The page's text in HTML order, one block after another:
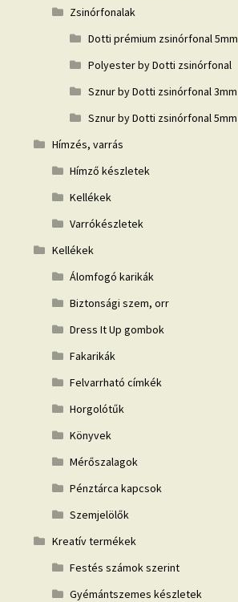
Zsinórfonalak
Dotti prémium zsinórfonal 5mm
Polyester by Dotti zsinórfonal
Sznur by Dotti zsinórfonal 3mm
Sznur by Dotti zsinórfonal 5mm
Hímzés, varrás
Hímző készletek
Kellékek
Varrókészletek
Kellékek
Álomfogó karikák
Biztonsági szem, orr
Dress It Up gombok
Fakarikák
Felvarrható címkék
Horgolótűk
Könyvek
Mérőszalagok
Pénztárca kapcsok
Szemjelölők
Kreatív termékek
Festés számok szerint
Gyémántszemes készletek